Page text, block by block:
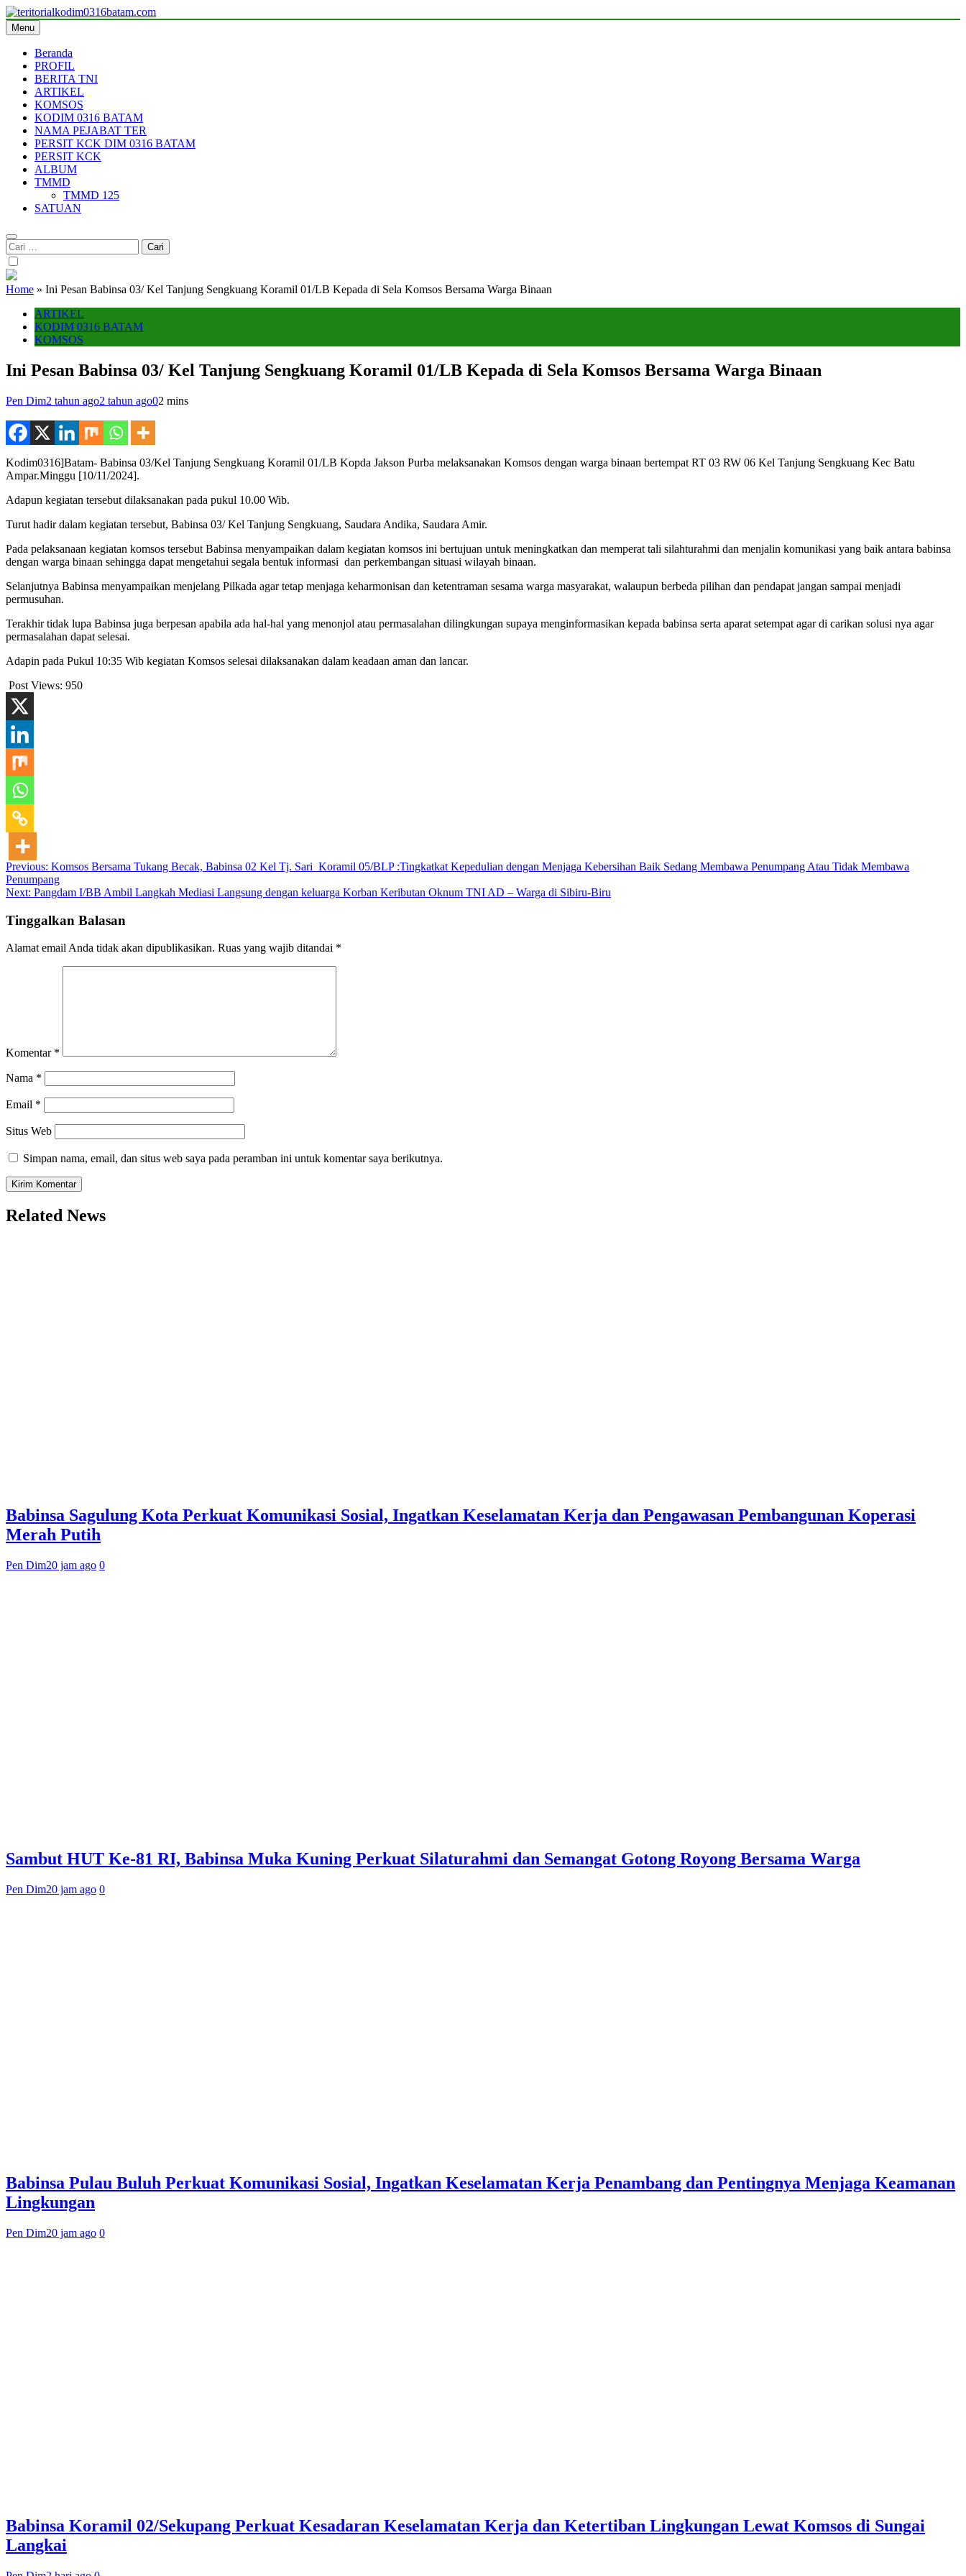
Skip
to
content
teritorialkodim0316batam.com
teritoriakkodimo0316batam
Menu
Beranda
PROFIL
BERITA TNI
ARTIKEL
KOMSOS
KODIM 0316 BATAM
NAMA PEJABAT TER
PERSIT KCK DIM 0316 BATAM
PERSIT KCK
ALBUM
TMMD
TMMD 125
SATUAN
Cari
untuk:
Home » Ini Pesan Babinsa 03/ Kel Tanjung Sengkuang Koramil 01/LB Kepada di Sela Komsos Bersama Warga Binaan
ARTIKEL
KODIM 0316 BATAM
KOMSOS
Ini Pesan Babinsa 03/ Kel Tanjung Sengkuang Koramil 01/LB Kepada di Sela Komsos Bersama Warga Binaan
Pen Dim2 tahun ago2 tahun ago02 mins
Kodim0316]Batam- Babinsa 03/Kel Tanjung Sengkuang Koramil 01/LB Kopda Jakson Purba melaksanakan Komsos dengan warga binaan bertempat RT 03 RW 06 Kel Tanjung Sengkuang Kec Batu
Ampar.Minggu [10/11/2024].
Adapun kegiatan tersebut dilaksanakan pada pukul 10.00 Wib.
Turut hadir dalam kegiatan tersebut, Babinsa 03/ Kel Tanjung Sengkuang, Saudara Andika, Saudara Amir.
Pada pelaksanaan kegiatan komsos tersebut Babinsa menyampaikan dalam kegiatan komsos ini bertujuan untuk meningkatkan dan memperat tali silahturahmi dan menjalin komunikasi yang baik antara babinsa
dengan warga binaan sehingga dapat mengetahui segala bentuk informasi dan perkembangan situasi wilayah binaan.
Selanjutnya Babinsa menyampaikan menjelang Pilkada agar tetap menjaga keharmonisan dan ketentraman sesama warga masyarakat, walaupun berbeda pilihan dan pendapat jangan sampai menjadi
permusuhan.
Terakhir tidak lupa Babinsa juga berpesan apabila ada hal-hal yang menonjol atau permasalahan dilingkungan supaya menginformasikan kepada babinsa serta aparat setempat agar di carikan solusi nya agar
permasalahan dapat selesai.
Adapin pada Pukul 10:35 Wib kegiatan Komsos selesai dilaksanakan dalam keadaan aman dan lancar.
Post Views: 950
Navigasi
pos
Previous: Komsos Bersama Tukang Becak, Babinsa 02 Kel Tj. Sari Koramil 05/BLP :Tingkatkat Kepedulian dengan Menjaga Kebersihan Baik Sedang Membawa Penumpang Atau Tidak Membawa
Penumpang
Next: Pangdam I/BB Ambil Langkah Mediasi Langsung dengan keluarga Korban Keributan Oknum TNI AD – Warga di Sibiru-Biru
Tinggalkan Balasan
Alamat email Anda tidak akan dipublikasikan. Ruas yang wajib ditandai *
Komentar *
Nama *
Email *
Situs Web
Simpan nama, email, dan situs web saya pada peramban ini untuk komentar saya berikutnya.
Related News
Babinsa Sagulung Kota Perkuat Komunikasi Sosial, Ingatkan Keselamatan Kerja dan Pengawasan Pembangunan Koperasi
Merah Putih
Pen Dim20 jam ago 0
Sambut HUT Ke-81 RI, Babinsa Muka Kuning Perkuat Silaturahmi dan Semangat Gotong Royong Bersama Warga
Pen Dim20 jam ago 0
Babinsa Pulau Buluh Perkuat Komunikasi Sosial, Ingatkan Keselamatan Kerja Penambang dan Pentingnya Menjaga Keamanan
Lingkungan
Pen Dim20 jam ago 0
Babinsa Koramil 02/Sekupang Perkuat Kesadaran Keselamatan Kerja dan Ketertiban Lingkungan Lewat Komsos di Sungai
Langkai